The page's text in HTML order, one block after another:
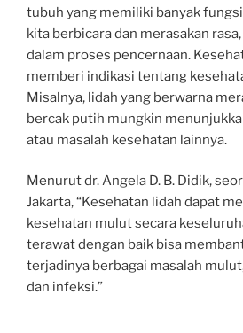
tubuh yang memiliki banyak
kita berbicara dan merasakan
dalam proses pencernaan.
memberi indikasi tentang
Misalnya, lidah yang berwarna
bercak putih mungkin
atau masalah kesehatan lainnya.
Menurut dr. Angela D. B. Didik,
Jakarta, “Kesehatan lidah dapat
kesehatan mulut secara
terawat dengan baik bisa
terjadinya berbagai masalah
dan infeksi.”